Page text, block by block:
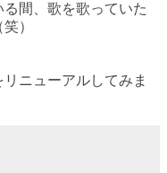
間、歌を歌っていた
）
リニューアルしてみま